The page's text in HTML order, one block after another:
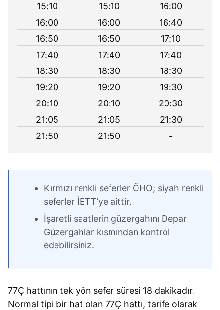
15:10
15:10
16:00
16:00
16:00
16:40
16:50
16:50
17:10
17:40
17:40
17:40
18:30
18:30
18:30
19:20
19:20
19:30
20:10
20:10
20:30
21:05
21:05
21:30
21:50
21:50 -
Kırmızı renkli seferler ÖHO; siyah renkli
seferler İETT’ye aittir.
İşaretli saatlerin güzergahını Depar
Güzergahlar kısmından kontrol
edebilirsiniz.
77Ç hattının tek yön sefer süresi 18 dakikadır.
Normal tipi bir hat olan 77Ç hattı, tarife olarak